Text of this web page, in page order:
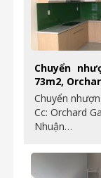
Chuyển
73m2,
Chuyển
Cc: Orchard
Nhuận…